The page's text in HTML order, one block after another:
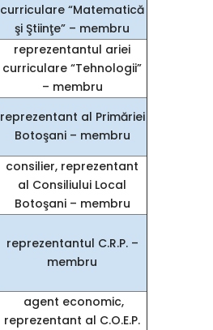
curriculare “Matematică
şi Ştiinţe” – membru
reprezentantul ariei
curriculare “Tehnologii”
– membru
reprezentant al Primăriei
Botoşani – membru
consilier, reprezentant
al Consiliului Local
Botoşani – membru
reprezentantul C.R.P. –
membru
agent economic,
reprezentant al C.O.E.P.